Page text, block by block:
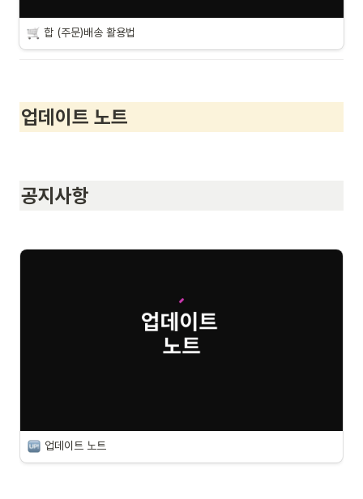
합 (주문)배송 활용법
업데이트 노트
공지사항
업데이트 노트